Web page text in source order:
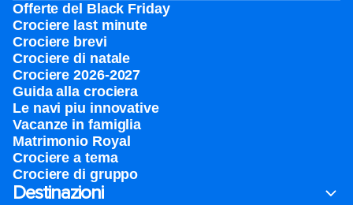
Offerte del Black Friday
Crociere last minute
Crociere brevi​
Crociere di natale​
Crociere 2026-2027
Guida alla crociera
Le navi piu innovative
Vacanze in famiglia
Matrimonio Royal
Crociere a tema
Crociere di gruppo
Destinazioni